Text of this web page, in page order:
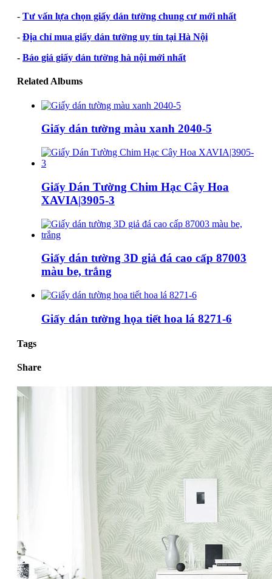
- Tư vấn lựa chọn giấy dán tường chung cư mới nhất
- Địa chỉ mua giấy dán tường uy tín tại Hà Nội
- Báo giá giấy dán tường hà nội mới nhất
Related Albums
Giấy dán tường màu xanh 2040-5
Giấy Dán Tường Chim Hạc Cây Hoa
XAVIA|3905-3
Giấy dán tường 3D giả đá cao cấp 87003
màu be, trắng
Giấy dán tường họa tiết hoa lá 8271-6
Tags
Share